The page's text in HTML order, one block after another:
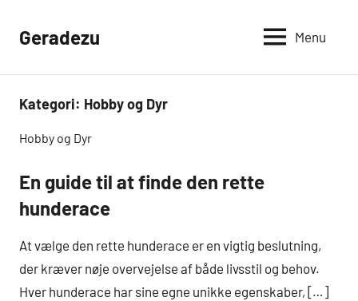
Geradezu Menu
Kategori: Hobby og Dyr
Hobby og Dyr
Hobby
og Dyr
En guide til at finde den rette
hunderace
At vælge den rette hunderace er en vigtig beslutning,
der kræver nøje overvejelse af både livsstil og behov.
Hver hunderace har sine egne unikke egenskaber, […]